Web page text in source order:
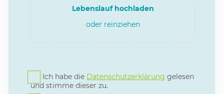
Lebenslauf hochladen
oder reinziehen
Ich habe die Datenschutzerklärung gelesen
und stimme dieser zu.